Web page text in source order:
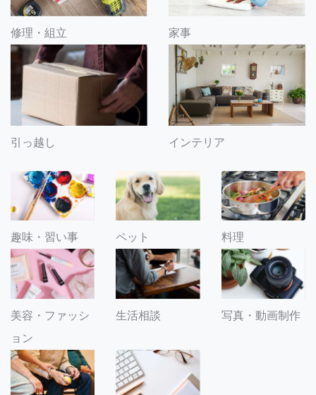
修理・組立 家事
引っ越し インテリア
趣味・習い事 ペット 料理
美容・ファッシ
ョン
生活相談 写真・動画制作